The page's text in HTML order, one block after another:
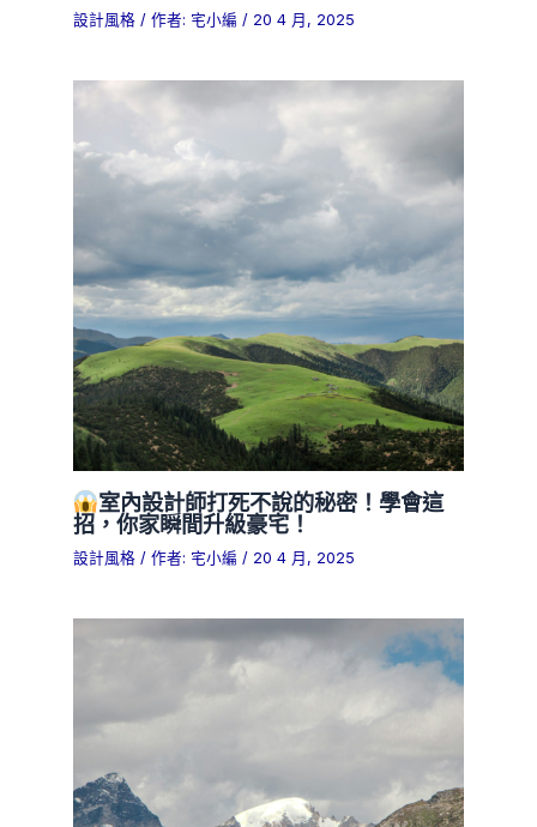
設計風格 / 作者: 宅小編 / 20 4 月, 2025
室內設計師打死不說的秘密！學會這
招，你家瞬間升級豪宅！
設計風格 / 作者: 宅小編 / 20 4 月, 2025